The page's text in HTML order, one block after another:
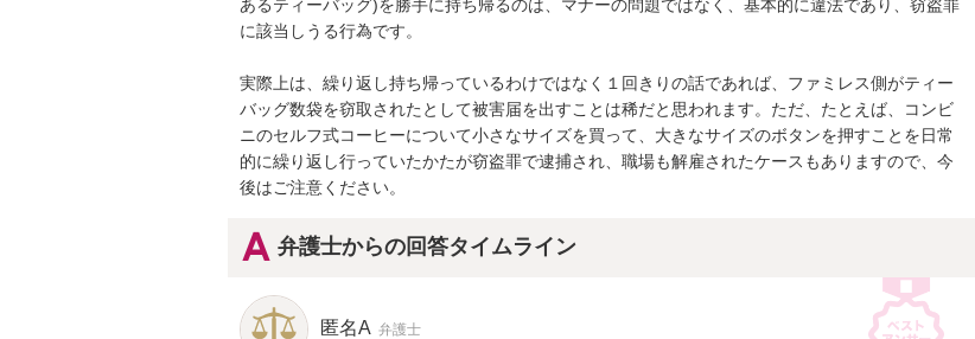
あるティーバッグ)を勝手に持ち帰るのは、マナーの問題ではなく、基本的に違法であり、窃盗罪
に該当しうる行為です。
実際上は、繰り返し持ち帰っているわけではなく１回きりの話であれば、ファミレス側がティー
バッグ数袋を窃取されたとして被害届を出すことは稀だと思われます。ただ、たとえば、コンビ
ニのセルフ式コーヒーについて小さなサイズを買って、大きなサイズのボタンを押すことを日常
的に繰り返し行っていたかたが窃盗罪で逮捕され、職場も解雇されたケースもありますので、今
後はご注意ください。
弁護士からの回答タイムライン
匿名A 弁護士